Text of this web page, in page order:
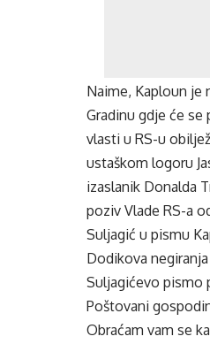
Naime, Kaploun je
Gradinu gdje će
vlasti u RS-u
ustaškom logoru
izaslanik Donalda
poziv Vlade RS-a
Suljagić u pismu
Dodikova
Suljagićevo pismo
Poštovani
Obraćam vam se